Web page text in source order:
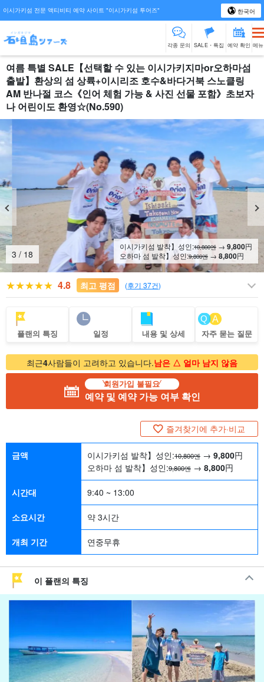
이시가키섬 전문 액티비티 예약 사이트 "이시가키섬 투어즈" 한국어
각종 문의 SALE・특집 예약 확인 메뉴
여름 특별 SALE【선택할 수 있는 이시가키지마or오하마섬
출발】환상의 섬 상륙+이시리조 호수&바다거북 스노클링
AM 반나절 코스《인어 체험 가능 & 사진 선물 포함》초보자
나 어린이도 환영☆(No.590)
4 / 18
이시가키섬 발착】성인:10,800엔 → 9,800円
오하마 섬 발착】성인:9,800엔 → 8,800円
4.8 최고 평점 (후기 37건)
플랜의 특징 일정 내용 및 상세 자주 묻는 질문
최근4사람들이 고려하고 있습니다.남은 △ 얼마 남지 않음
회원가입 불필요
예약 및 예약 가능 여부 확인
즐겨찾기에 추가·비교
금액 이시가키섬 발착】성인:10,800엔 → 9,800円
오하마 섬 발착】성인:9,800엔 → 8,800円
시간대 9:40 ~ 13:00
소요시간 약 3시간
개최 기간 연중무휴
이 플랜의 특징